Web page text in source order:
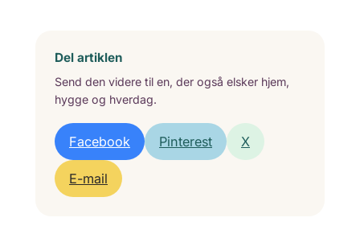
Del artiklen
Send den videre til en, der også elsker hjem,
hygge og hverdag.
Facebook Pinterest X
E-mail